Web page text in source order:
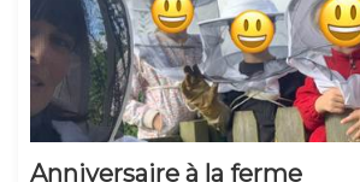
Anniversaire à la ferme